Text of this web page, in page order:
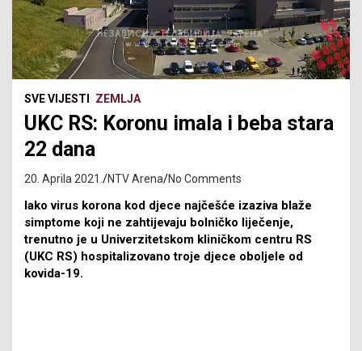
SVE VIJESTI ZEMLJA
UKC RS: Koronu imala i beba stara
22 dana
20. Aprila 2021. NTV Arena No Comments
Iako virus korona kod djece najčešće izaziva blaže
simptome koji ne zahtijevaju bolničko liječenje,
trenutno je u Univerzitetskom kliničkom centru RS
(UKC RS) hospitalizovano troje djece oboljele od
kovida-19.